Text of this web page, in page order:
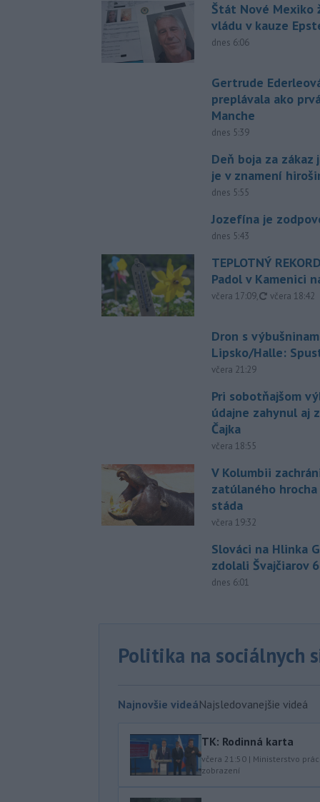
Štát Nové Mexiko
vládu v kauze
dnes 6:06
Gertrude
preplávala ako
Manche
dnes 5:39
Deň boja za zákaz
je v znamení
dnes 5:55
Jozefína je
dnes 5:43
TEPLOTNÝ
Padol v Kamenici
včera 17:09, aktualizované
včera 18:42
Dron s
Lipsko/Halle:
včera 21:29
Pri sobotňajšom
údajne zahynul aj
Čajka
včera 18:55
V Kolumbii
zatúlaného hrocha
stáda
včera 19:32
Slováci na Hlinka
zdolali Švajčiarov
dnes 6:01
Politika na sociálnych
Najnovšie videáNajsledovanejšie videá
TK: Rodinná karta
včera 21:50 | Ministerstvo
zobrazení